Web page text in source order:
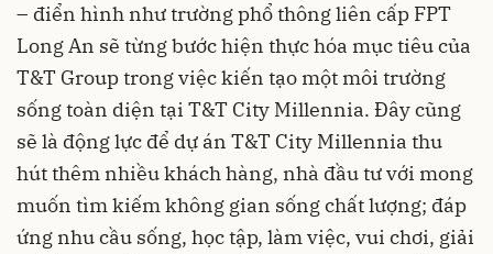
– điển hình như trường phổ thông liên cấp FPT
Long An sẽ từng bước hiện thực hóa mục tiêu của
T&T Group trong việc kiến tạo một môi trường
sống toàn diện tại T&T City Millennia. Đây cũng
sẽ là động lực để dự án T&T City Millennia thu
hút thêm nhiều khách hàng, nhà đầu tư với mong
muốn tìm kiếm không gian sống chất lượng; đáp
ứng nhu cầu sống, học tập, làm việc, vui chơi, giải